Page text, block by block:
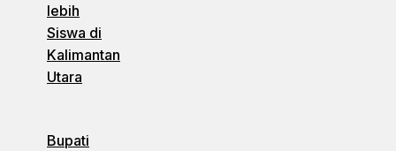
lebih
Siswa di
Kalimantan
Utara
Bupati